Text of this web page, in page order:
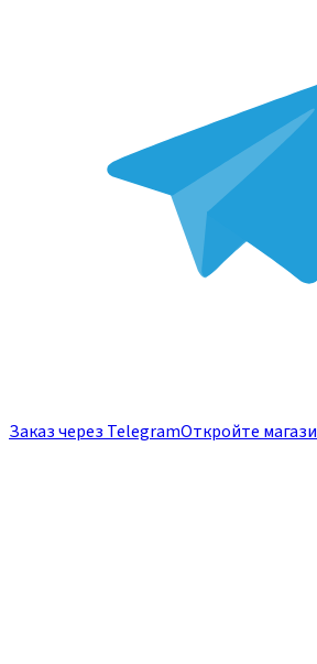
Заказ через TelegramОткройте